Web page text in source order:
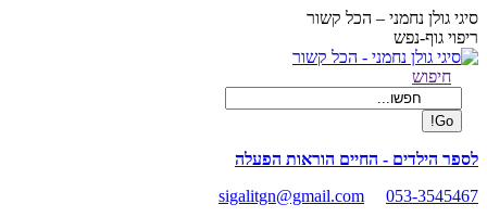
Skip
to
content
סיגי גולן נחמני – הכל קשור
ריפוי גוף-נפש
Facebook
opens
new
window
Search:
חיפוש
לספר הילדים - החיים הוראות הפעלה
sigalitgn@gmail.com
053-3545467